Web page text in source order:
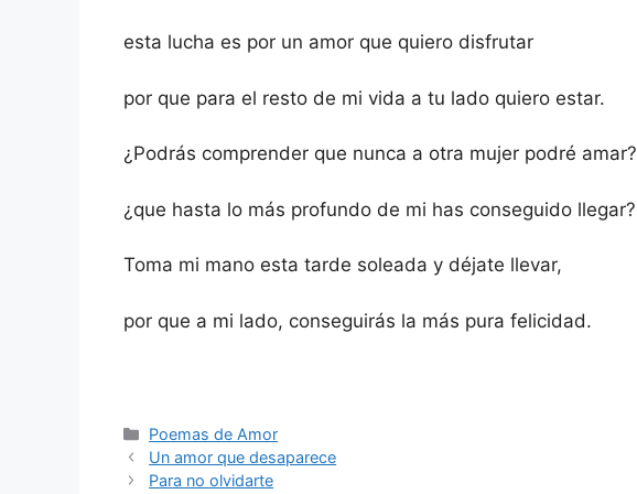
esta lucha es por un amor que quiero disfrutar
por que para el resto de mi vida a tu lado quiero estar.
¿Podrás comprender que nunca a otra mujer podré amar?
¿que hasta lo más profundo de mi has conseguido llegar?
Toma mi mano esta tarde soleada y déjate llevar,
por que a mi lado, conseguirás la más pura felicidad.
Categories
Poemas de Amor
Un amor que desaparece
Para no olvidarte